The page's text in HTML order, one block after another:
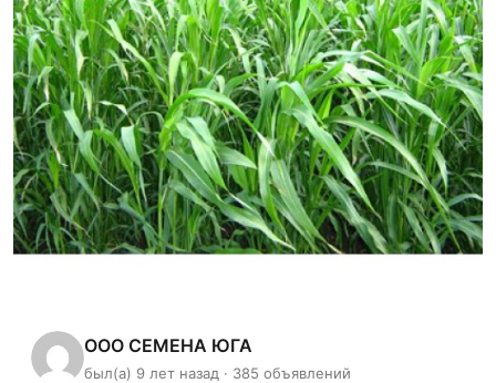
ООО СЕМЕНА ЮГА
был(а) 9 лет назад · 385 объявлений